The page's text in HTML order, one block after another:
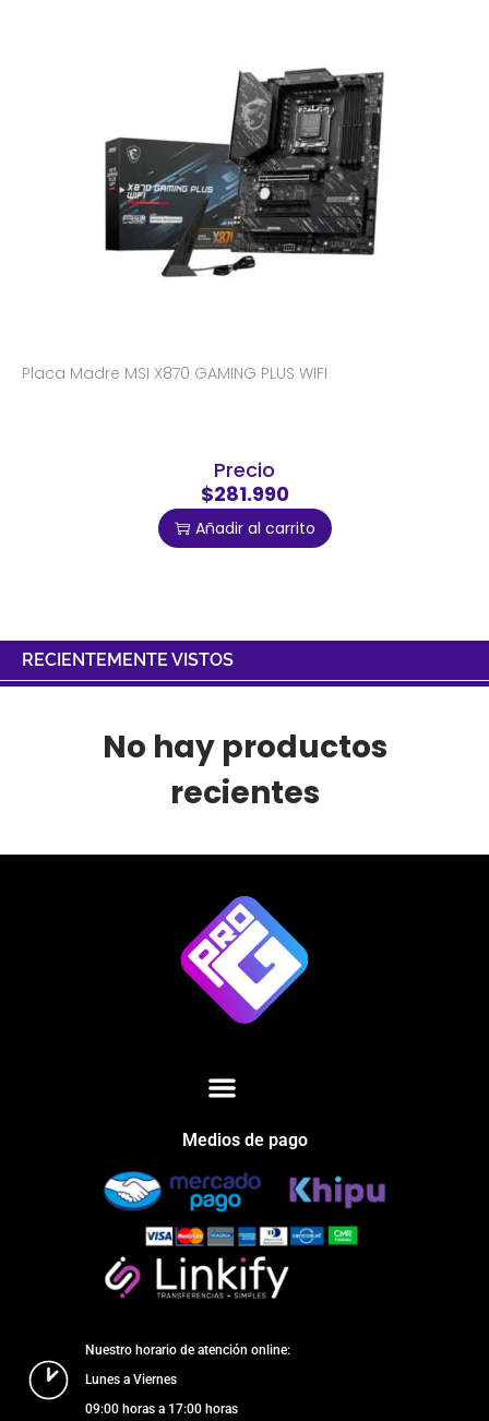
Placa Madre MSI X870 GAMING PLUS WIFI
Precio
$281.990
Añadir al carrito
RECIENTEMENTE VISTOS
No hay productos
recientes
Medios de pago
Nuestro horario de atención online:
Lunes a Viernes
09:00 horas a 17:00 horas